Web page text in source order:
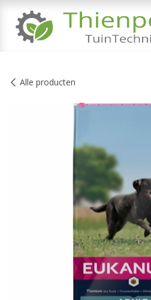
Alle producten